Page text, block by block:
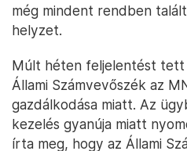
még mindent rendben
helyzet.
Múlt héten feljelentést tett
Állami Számvevőszék az
gazdálkodása miatt. Az
kezelés gyanúja miatt
írta meg, hogy az Állami